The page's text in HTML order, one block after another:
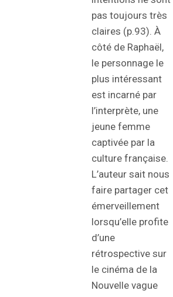
pas toujours très
claires (p.93). À
côté de Raphaël,
le personnage le
plus intéressant
est incarné par
l’interprète, une
jeune femme
captivée par la
culture française.
L’auteur sait nous
faire partager cet
émerveillement
lorsqu’elle profite
d’une
rétrospective sur
le cinéma de la
Nouvelle vague